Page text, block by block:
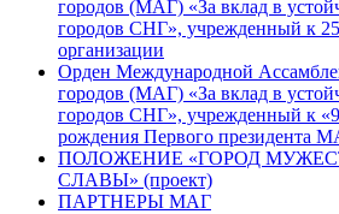
городов (МАГ) «За вклад в
городов СНГ», учрежденный к
организации
Орден Международной
городов (МАГ) «За вклад в
городов СНГ», учрежденный к
рождения Первого президента
ПОЛОЖЕНИЕ «ГОРОД
СЛАВЫ» (проект)
ПАРТНЕРЫ МАГ